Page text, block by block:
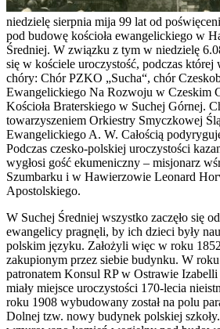
niedzielę sierpnia mija 99 lat od
pod budowę kościoła ewangelickiego w
Średniej. W związku z tym w niedzielę
się w kościele uroczystość, podczas której
chóry: Chór PZKO „Sucha“, chór
Ewangelickiego Na Rozwoju w Czeskim
Kościoła Braterskiego w Suchej Górnej.
towarzyszeniem Orkiestry Smyczkowej
Ewangelickiego A. W. Całością
Podczas czesko-polskiej uroczystości
wygłosi gość ekumeniczny – misjonarz
Szumbarku i w Hawierzowie Leonard
Apostolskiego.
W Suchej Średniej wszystko zaczęło się
ewangelicy pragnęli, by ich dzieci były
polskim języku. Założyli więc w roku 1852
zakupionym przez siebie budynku. W roku
patronatem Konsul RP w Ostrawie Izabelli
miały miejsce uroczystości 170-lecia
roku 1908 wybudowany został na polu
Dolnej tzw. nowy budynek polskiej